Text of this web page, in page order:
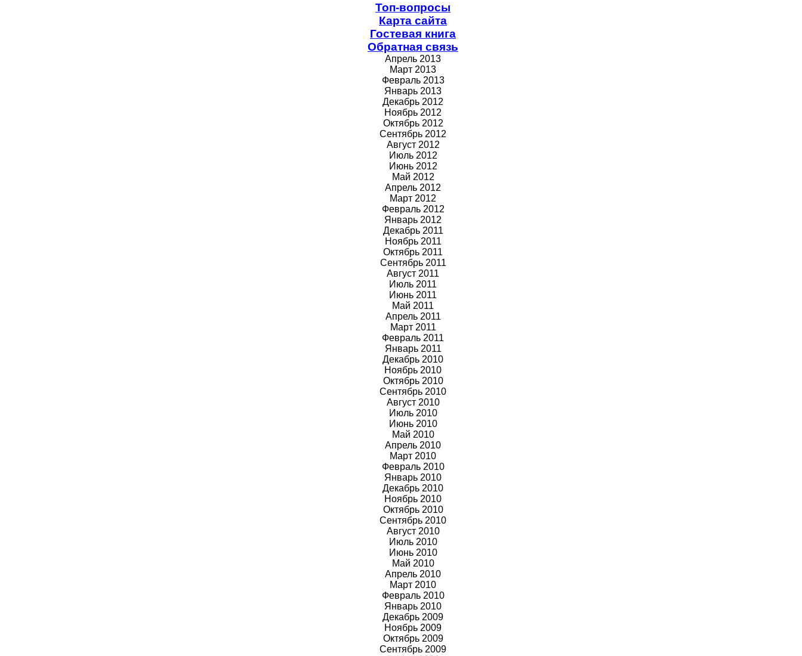
Топ-вопросы
Карта сайта
Гостевая книга
Обратная связь
Апрель 2013
Март 2013
Февраль 2013
Январь 2013
Декабрь 2012
Ноябрь 2012
Октябрь 2012
Сентябрь 2012
Август 2012
Июль 2012
Июнь 2012
Май 2012
Апрель 2012
Март 2012
Февраль 2012
Январь 2012
Декабрь 2011
Ноябрь 2011
Октябрь 2011
Сентябрь 2011
Август 2011
Июль 2011
Июнь 2011
Май 2011
Апрель 2011
Март 2011
Февраль 2011
Январь 2011
Декабрь 2010
Ноябрь 2010
Октябрь 2010
Сентябрь 2010
Август 2010
Июль 2010
Июнь 2010
Май 2010
Апрель 2010
Март 2010
Февраль 2010
Январь 2010
Декабрь 2010
Ноябрь 2010
Октябрь 2010
Сентябрь 2010
Август 2010
Июль 2010
Июнь 2010
Май 2010
Апрель 2010
Март 2010
Февраль 2010
Январь 2010
Декабрь 2009
Ноябрь 2009
Октябрь 2009
Сентябрь 2009